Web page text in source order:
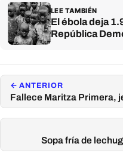
LEE TAMBIÉN
El ébola deja
República
← ANTERIOR
Fallece Maritza Primera,
Sopa fría de